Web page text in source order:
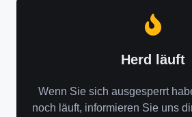
Herd läuft
Wenn Sie sich ausgesperrt
noch läuft, informieren Sie uns